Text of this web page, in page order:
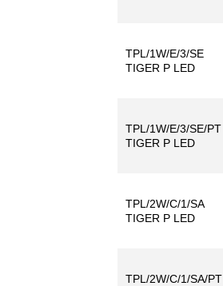
TPL/1W/E/3/SE
TIGER P LED
TPL/1W/E/3/SE/PT
TIGER P LED
TPL/2W/C/1/SA
TIGER P LED
TPL/2W/C/1/SA/PT